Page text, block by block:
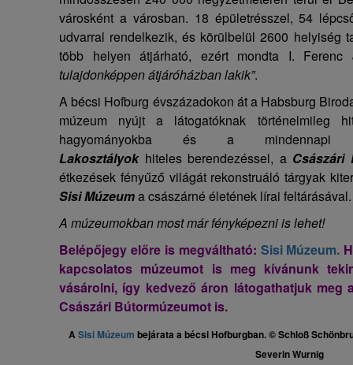
városként a városban. 18 épületrésszel, 54
udvarral rendelkezik, és körülbelül 2600 helyiség
több helyen átjárható, ezért mondta I.
tulajdonképpen átjáróházban lakik”.
A bécsi Hofburg évszázadokon át a Habsburg
múzeum nyújt a látogatóknak történelmileg
hagyományokba és a
Lakosztályokhiteles berendezéssel, a Császári
étkezések fényűző világát rekonstruáló tárgyak
Sisi Múzeuma császárné életének lírai feltárásával.
A múzeumokban most már fényképezni is lehet!
Belépőjegy előre is megváltható: Sisi Múzeum.
kapcsolatos múzeumot is meg kívánunk
vásárolni, így kedvező áron látogathatjuk meg
Császári Bútormúzeumot is.
ASisi Múzeum bejárata a bécsi Hofburgban. © Schloß
Severin Wurnig